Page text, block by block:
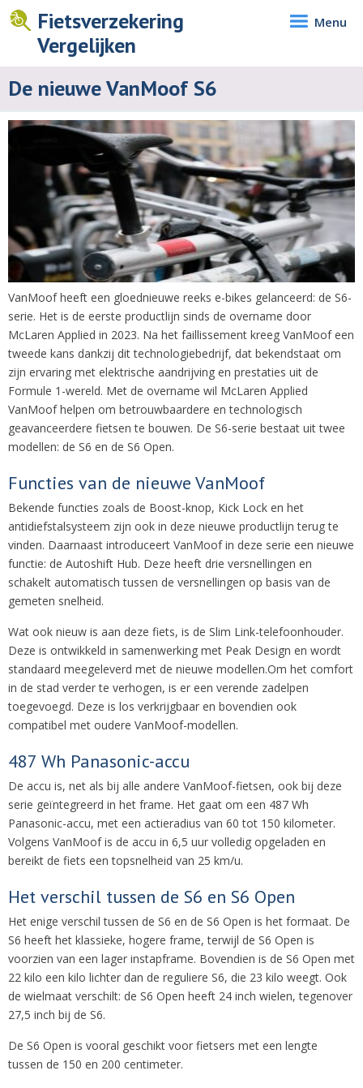
Fietsverzekering
Vergelijken
Menu
De nieuwe VanMoof S6
VanMoof heeft een gloednieuwe reeks e-bikes gelanceerd: de S6-
serie. Het is de eerste productlijn sinds de overname door
McLaren Applied in 2023. Na het faillissement kreeg VanMoof een
tweede kans dankzij dit technologiebedrijf, dat bekendstaat om
zijn ervaring met elektrische aandrijving en prestaties uit de
Formule 1-wereld. Met de overname wil McLaren Applied
VanMoof helpen om betrouwbaardere en technologisch
geavanceerdere fietsen te bouwen. De S6-serie bestaat uit twee
modellen: de S6 en de S6 Open.
Functies van de nieuwe VanMoof
Bekende functies zoals de Boost-knop, Kick Lock en het
antidiefstalsysteem zijn ook in deze nieuwe productlijn terug te
vinden. Daarnaast introduceert VanMoof in deze serie een nieuwe
functie: de Autoshift Hub. Deze heeft drie versnellingen en
schakelt automatisch tussen de versnellingen op basis van de
gemeten snelheid.
Wat ook nieuw is aan deze fiets, is de Slim Link-telefoonhouder.
Deze is ontwikkeld in samenwerking met Peak Design en wordt
standaard meegeleverd met de nieuwe modellen.Om het comfort
in de stad verder te verhogen, is er een verende zadelpen
toegevoegd. Deze is los verkrijgbaar en bovendien ook
compatibel met oudere VanMoof-modellen.
487 Wh Panasonic-accu
De accu is, net als bij alle andere VanMoof-fietsen, ook bij deze
serie geïntegreerd in het frame. Het gaat om een 487 Wh
Panasonic-accu, met een actieradius van 60 tot 150 kilometer.
Volgens VanMoof is de accu in 6,5 uur volledig opgeladen en
bereikt de fiets een topsnelheid van 25 km/u.
Het verschil tussen de S6 en S6 Open
Het enige verschil tussen de S6 en de S6 Open is het formaat. De
S6 heeft het klassieke, hogere frame, terwijl de S6 Open is
voorzien van een lager instapframe. Bovendien is de S6 Open met
22 kilo een kilo lichter dan de reguliere S6, die 23 kilo weegt. Ook
de wielmaat verschilt: de S6 Open heeft 24 inch wielen, tegenover
27,5 inch bij de S6.
De S6 Open is vooral geschikt voor fietsers met een lengte
tussen de 150 en 200 centimeter.